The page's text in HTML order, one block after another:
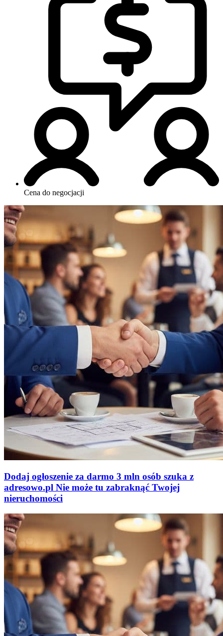
Cena do negocjacji
Dodaj ogłoszenie za darmo 3 mln osób szuka z
adresowo.pl Nie może tu zabraknąć Twojej
nieruchomości